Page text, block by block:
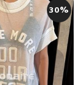
30%